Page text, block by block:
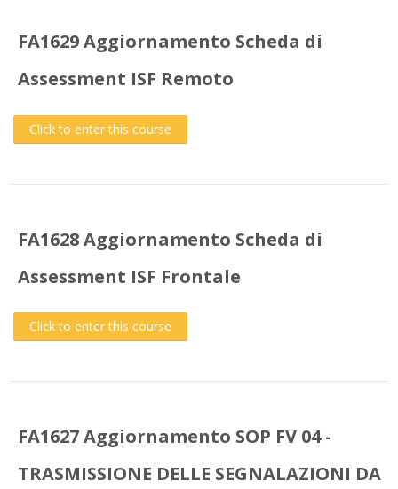
FA1629 Aggiornamento Scheda di
Assessment ISF Remoto
Click to enter this course
FA1628 Aggiornamento Scheda di
Assessment ISF Frontale
Click to enter this course
FA1627 Aggiornamento SOP FV 04 -
TRASMISSIONE DELLE SEGNALAZIONI DA